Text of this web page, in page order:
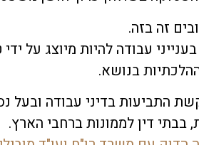
המומחה בדיני משפחה ובעל
והאתגרים,יעשה הכל כדי להקל
זה בזה.
עבודה להיות מיוצג על
בנושא.
התביעות בדיני עבודה ובעל
,בבתי דין לממונות ברחבי הארץ.